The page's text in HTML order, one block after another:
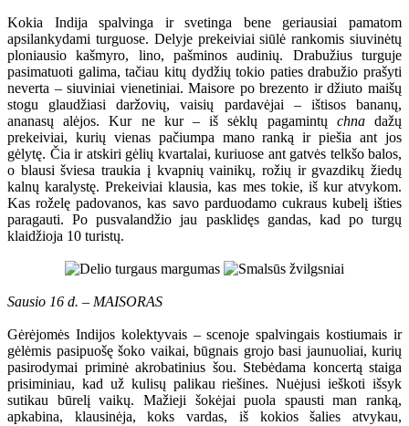
Kokia Indija spalvinga ir svetinga bene geriausiai pamatom
apsilankydami turguose. Delyje prekeiviai siūlė rankomis siuvinėtų
ploniausio kašmyro, lino, pašminos audinių. Drabužius turguje
pasimatuoti galima, tačiau kitų dydžių tokio paties drabužio prašyti
neverta – siuviniai vienetiniai. Maisore po brezento ir džiuto maišų
stogu glaudžiasi daržovių, vaisių pardavėjai – ištisos bananų,
ananasų alėjos. Kur ne kur – iš sėklų pagamintų chnadažų
prekeiviai, kurių vienas pačiumpa mano ranką ir piešia ant jos
gėlytę. Čia ir atskiri gėlių kvartalai, kuriuose ant gatvės telkšo balos,
o blausi šviesa traukia į kvapnių vainikų, rožių ir gvazdikų žiedų
kalnų karalystę. Prekeiviai klausia, kas mes tokie, iš kur atvykom.
Kas roželę padovanos, kas savo parduodamo cukraus kubelį išties
paragauti. Po pusvalandžio jau pasklidęs gandas, kad po turgų
klaidžioja 10 turistų.
Sausio 16 d. – MAISORAS
Gėrėjomės Indijos kolektyvais – scenoje spalvingais kostiumais ir
gėlėmis pasipuošę šoko vaikai, būgnais grojo basi jaunuoliai, kurių
pasirodymai priminė akrobatinius šou. Stebėdama koncertą staiga
prisiminiau, kad už kulisų palikau riešines. Nuėjusi ieškoti išsyk
sutikau būrelį vaikų. Mažieji šokėjai puola spausti man ranką,
apkabina, klausinėja, koks vardas, iš kokios šalies atvykau,